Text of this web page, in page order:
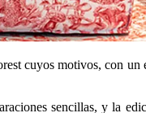
cuyos motivos, con
sencillas, y la